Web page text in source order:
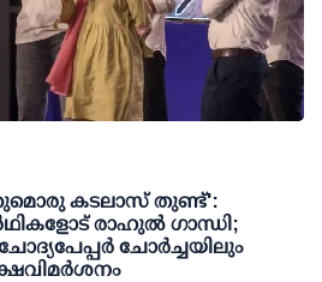
കടലാസ് തുണ്ട്':
രാഹുല്‍ ഗാന്ധി;
ചോര്‍ച്ചയിലും